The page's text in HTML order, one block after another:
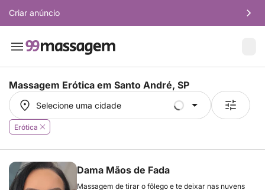
Criar anúncio
Massagem Erótica em Santo André, SP
Selecione uma cidade
Selecione uma cidade
Erótica
Dama Mãos de Fada
Massagem de tirar o fôlego e te deixar nas nuvens